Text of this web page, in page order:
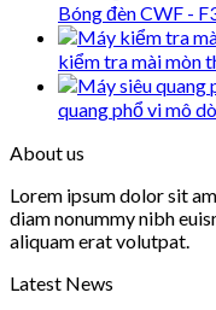
Bóng đèn CWF -
kiểm tra mài mòn
quang phổ vi mô
About us
Lorem ipsum dolor sit
diam nonummy nibh
aliquam erat volutpat.
Latest News